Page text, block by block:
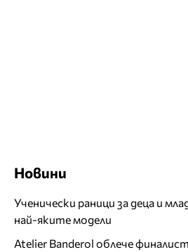
Новини
Ученически раници за деца и
най-яките модели
Atelier Banderol облече